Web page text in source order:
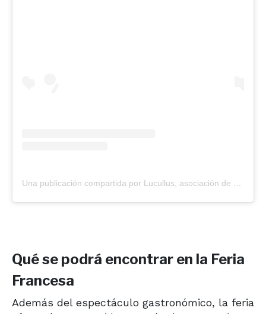
Una publicación compartida por Lucullus, asociación de gastronomía francesa en Argentina (@luculluscocinafrancesa)
Qué se podrá encontrar en la Feria
Francesa
Además del espectáculo gastronómico, la feria